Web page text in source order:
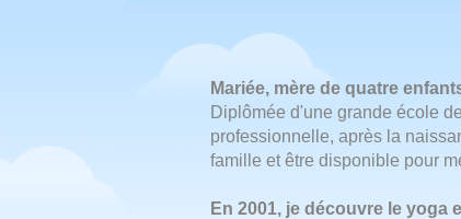
Mariée, mère de quatre
Diplômée d'une grande école
professionnelle, après la
famille et être disponible pour
En 2001, je découvre le yoga